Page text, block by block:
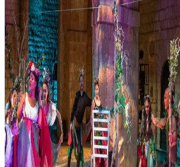
hr, EUR